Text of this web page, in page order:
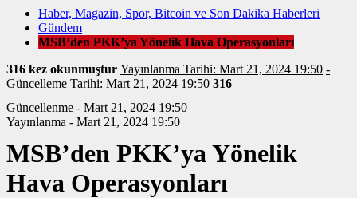
Haber, Magazin, Spor, Bitcoin ve Son Dakika Haberleri
Gündem
MSB’den PKK’ya Yönelik Hava Operasyonları
316 kez okunmuştur Yayınlanma Tarihi: Mart 21, 2024 19:50 -
Güncelleme Tarihi: Mart 21, 2024 19:50 316
Güncellenme - Mart 21, 2024 19:50
Yayınlanma - Mart 21, 2024 19:50
MSB’den PKK’ya Yönelik
Hava Operasyonları